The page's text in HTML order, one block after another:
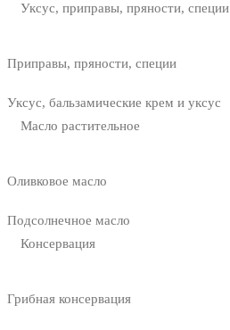
Уксус, приправы, пряности, специи
Приправы, пряности, специи
Уксус, бальзамические крем и уксус
Масло растительное
Оливковое масло
Подсолнечное масло
Консервация
Грибная консервация